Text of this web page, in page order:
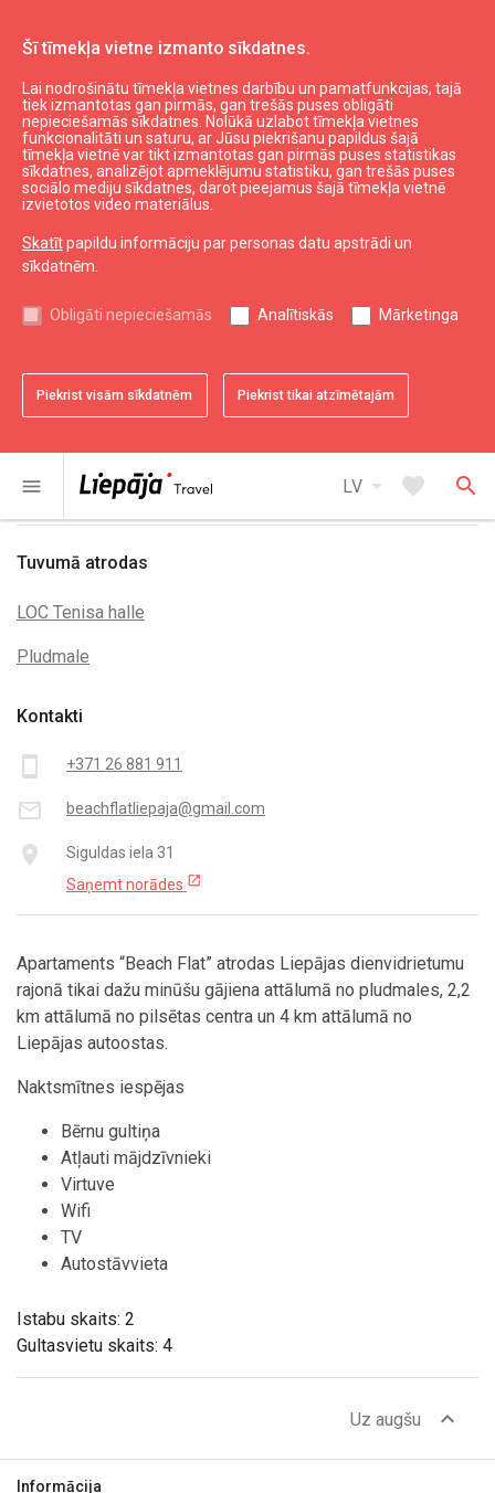
Šī tīmekļa vietne izmanto sīkdatnes.
Lai nodrošinātu tīmekļa vietnes darbību un pamatfunkcijas, tajā
tiek izmantotas gan pirmās, gan trešās puses obligāti
nepieciešamās sīkdatnes. Nolūkā uzlabot tīmekļa vietnes
funkcionalitāti un saturu, ar Jūsu piekrišanu papildus šajā
tīmekļa vietnē var tikt izmantotas gan pirmās puses statistikas
sīkdatnes, analizējot apmeklējumu statistiku, gan trešās puses
sociālo mediju sīkdatnes, darot pieejamus šajā tīmekļa vietnē
izvietotos video materiālus.
Skatītpapildu informāciju par personas datu apstrādi un
sīkdatnēm.
Obligāti nepieciešamās Analītiskās Mārketinga
Piekrist visām sīkdatnēm Piekrist tikai atzīmētajām
menu LV arrow_drop_down favorite search
Plānot Naktsmītnes
Apartaments "Beach Flat"
Istabu skaits: 2
Gultasvietu skaits: 4
Kontakti
smartphone +371 26 881 911
mail_outline beachflatliepaja@gmail.com
place
Siguldas iela 31
Saņemt norādes open_in_new
Apartaments “Beach Flat” atrodas Liepājas dienvidrietumu
rajonā tikai dažu minūšu gājiena attālumā no pludmales, 2,2
km attālumā no pilsētas centra un 4 km attālumā no
Liepājas autoostas.
Naktsmītnes iespējas
Bērnu gultiņa
Atļauti mājdzīvnieki
Virtuve
Wifi
TV
Autostāvvieta
Tuvumā atrodas
LOC Tenisa halle
Pludmale
Uz augšu expand_less
Informācija